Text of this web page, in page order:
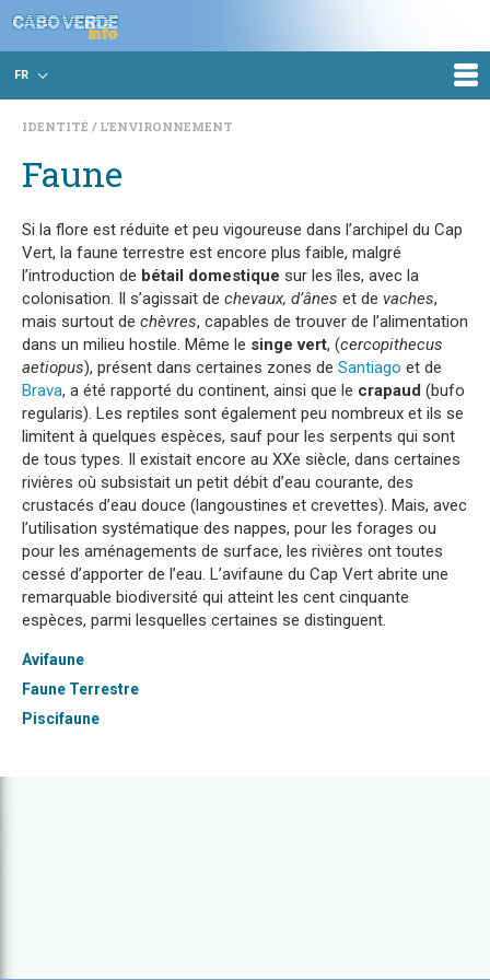
FR
IDENTITÉ L'ENVIRONNEMENT
Faune
Si la flore est réduite et peu vigoureuse dans l’archipel du Cap
Vert, la faune terrestre est encore plus faible, malgré
l’introduction de bétail domestique sur les îles, avec la
colonisation. Il s’agissait de chevaux, d’ânes et de vaches,
mais surtout de chèvres, capables de trouver de l’alimentation
dans un milieu hostile. Même le singe vert, (cercopithecus
aetiopus), présent dans certaines zones de Santiago et de
Brava, a été rapporté du continent, ainsi que le crapaud (bufo
regularis). Les reptiles sont également peu nombreux et ils se
limitent à quelques espèces, sauf pour les serpents qui sont
de tous types. Il existait encore au XXe siècle, dans certaines
rivières où subsistait un petit débit d’eau courante, des
crustacés d’eau douce (langoustines et crevettes). Mais, avec
l’utilisation systématique des nappes, pour les forages ou
pour les aménagements de surface, les rivières ont toutes
cessé d’apporter de l’eau. L’avifaune du Cap Vert abrite une
remarquable biodiversité qui atteint les cent cinquante
espèces, parmi lesquelles certaines se distinguent.
Avifaune
Faune Terrestre
Piscifaune